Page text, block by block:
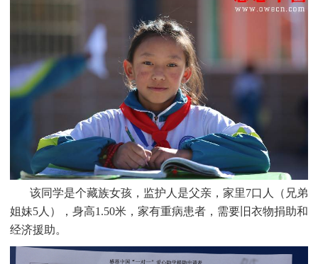
该同学是个藏族女孩，监护人是父亲，家里7口人（兄弟
姐妹5人），身高1.50米，家有重病患者，需要旧衣物捐助和
经济援助。